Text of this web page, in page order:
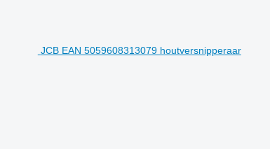
JCB EAN 5059608313079 houtversnipperaar